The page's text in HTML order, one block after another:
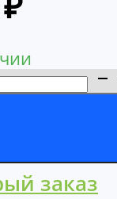
заказ